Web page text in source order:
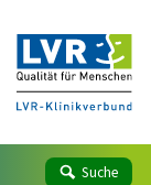
Suche